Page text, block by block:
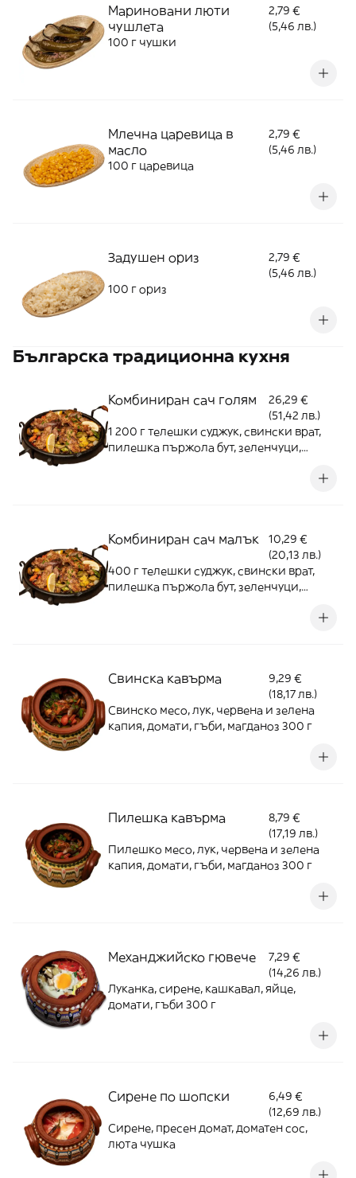
Мариновани люти
чушлета
2,79 €
(5,46 лв.)
100 г чушки
Млечна царевица в
масло
2,79 €
(5,46 лв.)
100 г царевица
Задушен ориз
2,79 €
(5,46 лв.)
100 г ориз
Българска традиционна кухня
Комбиниран сач голям
26,29 €
(51,42 лв.)
1 200 г телешки суджук, свински врат,
пилешка пържола бут, зеленчуци,
Комбиниран сач малък
10,29 €
(20,13 лв.)
400 г телешки суджук, свински врат,
пилешка пържола бут, зеленчуци,
Свинска кавърма
9,29 €
(18,17 лв.)
Свинско месо, лук, червена и зелена
капия, домати, гъби, магданоз 300 г
Пилешка кавърма
8,79 €
(17,19 лв.)
Пилешко месо, лук, червена и зелена
капия, домати, гъби, магданоз 300 г
Механджийско гювече
7,29 €
(14,26 лв.)
Луканка, сирене, кашкавал, яйце,
домати, гъби 300 г
Сирене по шопски
6,49 €
(12,69 лв.)
Сирене, пресен домат, доматен сос,
люта чушка